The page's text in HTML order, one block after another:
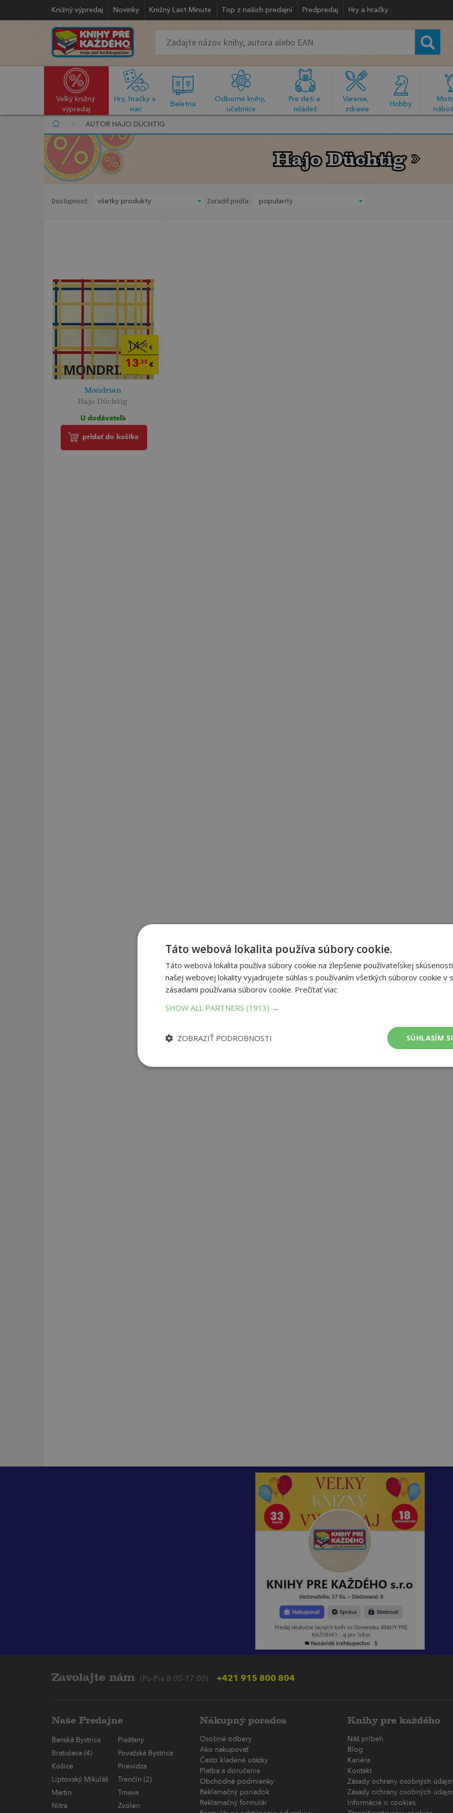
Knižný výpredaj Novinky Knižný Last Minute Top z našich predajní Predpredaj Hry a hračky
Veľký knižný
výpredaj
Hry, hračky a
viac
Beletria
Odborné knihy,
učebnice
Pre deti a
mládež
Varenie,
zdravie
Hobby
AUTOR HAJO DÜCHTIG
Hajo Düchtig
Hajo Düchtig
Dostupnosť: Zoradiť podľa:
14,05 €
13,35 €
Mondrian
Hajo Düchtig
U dodávateľa
pridať do košíka
Zavolajte nám (Po-Pia 8:00-17:00) +421 915 800 804
Naše Predajne
Banská Bystrica
Piešťany
Bratislava (4)
Považská Bystrica
Košice
Prievidza
Liptovský Mikuláš
Trenčín (2)
Martin
Trnava
Nitra
Zvolen
Nákupný poradca
Osobné odbery
Ako nakupovať
Často kladené otázky
Platba a doručenie
Obchodné podmienky
Reklamačný poriadok
Reklamačný formulár
Knihy pre každého
Náš príbeh
Blog
Kariéra
Kontakt
Zásady ochrany osobných
Zásady ochrany osobných
Informácie o cookies
Táto webová lokalita používa súbory cookie.
Táto webová lokalita používa súbory cookie na zlepšenie používateľskej
našej webovej lokality vyjadrujete súhlas s používaním všetkých súborov cookie v
zásadami používania súborov cookie. Prečítať viac
SHOW ALL PARTNERS (1913) →
SÚHLASÍM
ZOBRAZIŤ PODROBNOSTI